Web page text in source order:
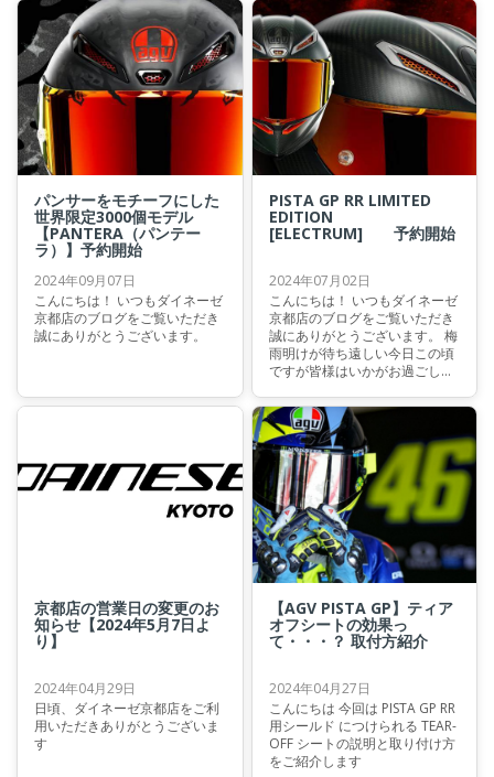
営業、翌日に振り替え）
パンサーをモチーフにした
世界限定3000個モデル
【PANTERA（パンテー
ラ）】予約開始
2024年09月07日
こんにちは！ いつもダイネーゼ
京都店のブログをご覧いただき
誠にありがとうございます。
PISTA GP RR LIMITED
EDITION
[ELECTRUM] 予約開始
2024年07月02日
こんにちは！ いつもダイネーゼ
京都店のブログをご覧いただき
誠にありがとうございます。 梅
雨明けが待ち遠しい今日この頃
ですが皆様はいかがお過ごしで
が梅雨明けの時期ですが今年は
梅雨入りが遅かったのでもう少
し先になるかも・・・ 早く明け
てほしいものです。
京都店の営業日の変更のお
知らせ【2024年5月7日よ
り】
2024年04月29日
日頃、ダイネーゼ京都店をご利
用いただきありがとうございま
す
【AGV PISTA GP】ティア
オフシートの効果っ
て・・・？ 取付方紹介
2024年04月27日
こんにちは 今回は PISTA GP RR
用シールド につけられる TEAR-
OFF シートの説明と取り付け方
をご紹介します